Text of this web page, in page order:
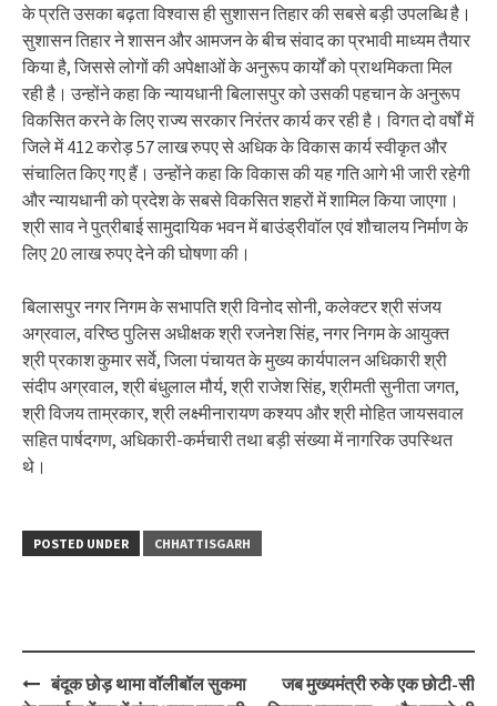
के प्रति उसका बढ़ता विश्वास ही सुशासन तिहार की सबसे बड़ी उपलब्धि है।
सुशासन तिहार ने शासन और आमजन के बीच संवाद का प्रभावी माध्यम तैयार
किया है, जिससे लोगों की अपेक्षाओं के अनुरूप कार्यों को प्राथमिकता मिल
रही है। उन्होंने कहा कि न्यायधानी बिलासपुर को उसकी पहचान के अनुरूप
विकसित करने के लिए राज्य सरकार निरंतर कार्य कर रही है। विगत दो वर्षों में
जिले में 412 करोड़ 57 लाख रुपए से अधिक के विकास कार्य स्वीकृत और
संचालित किए गए हैं। उन्होंने कहा कि विकास की यह गति आगे भी जारी रहेगी
और न्यायधानी को प्रदेश के सबसे विकसित शहरों में शामिल किया जाएगा।
श्री साव ने पुत्रीबाई सामुदायिक भवन में बाउंड्रीवॉल एवं शौचालय निर्माण के
लिए 20 लाख रुपए देने की घोषणा की।
बिलासपुर नगर निगम के सभापति श्री विनोद सोनी, कलेक्टर श्री संजय
अग्रवाल, वरिष्ठ पुलिस अधीक्षक श्री रजनेश सिंह, नगर निगम के आयुक्त
श्री प्रकाश कुमार सर्वे, जिला पंचायत के मुख्य कार्यपालन अधिकारी श्री
संदीप अग्रवाल, श्री बंधुलाल मौर्य, श्री राजेश सिंह, श्रीमती सुनीता जगत,
श्री विजय ताम्रकार, श्री लक्ष्मीनारायण कश्यप और श्री मोहित जायसवाल
सहित पार्षदगण, अधिकारी-कर्मचारी तथा बड़ी संख्या में नागरिक उपस्थित
थे।
POSTED UNDER CHHATTISGARH
Postबंदूक छोड़ थामा वॉलीबॉल सुकमा
जब मुख्यमंत्री रुके एक छोटी-सी